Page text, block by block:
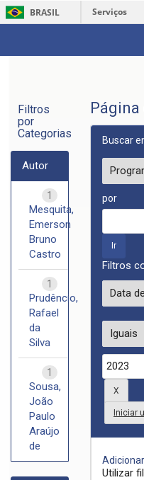
BRASIL
Serviços
Página
Buscar
por
Filtros
Iniciar
Utilizar
Filtros
por
Categorias
Autor
1
Mesquita,
Emerson
Bruno
Castro
1
Prudêncio,
Rafael
da
Silva
1
Sousa,
João
Paulo
Araújo
de